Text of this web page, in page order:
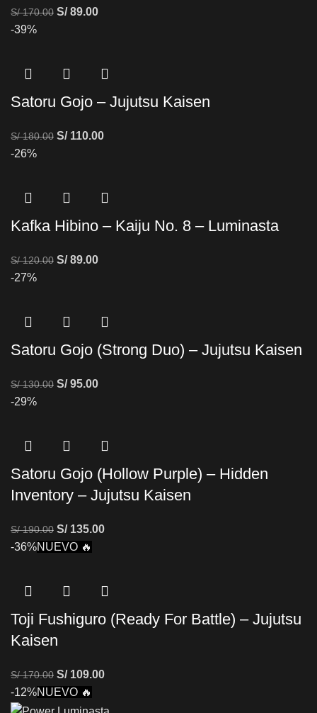
S/170.00 S/89.00
-39%
Satoru Gojo – Jujutsu Kaisen
S/180.00 S/110.00
-26%
Kafka Hibino – Kaiju No. 8 – Luminasta
S/120.00 S/89.00
-27%
Satoru Gojo (Strong Duo) – Jujutsu Kaisen
S/130.00 S/95.00
-29%
Satoru Gojo (Hollow Purple) – Hidden
Inventory – Jujutsu Kaisen
S/190.00 S/135.00
-36%NUEVO 🔥
Toji Fushiguro (Ready For Battle) – Jujutsu
Kaisen
S/170.00 S/109.00
-12%NUEVO 🔥